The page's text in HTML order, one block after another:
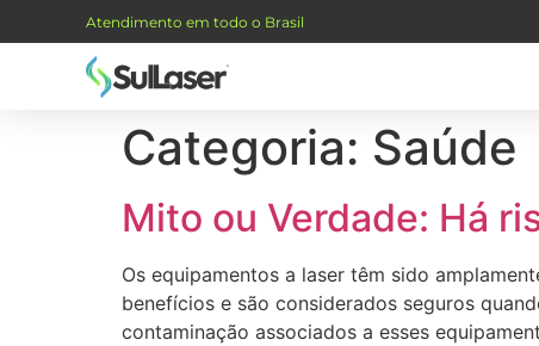
Atendimento em todo o Brasil
Categoria: Saúde
Mito ou Verdade: Há
Os equipamentos a laser têm sido
benefícios e são considerados seguros
contaminação associados a esses